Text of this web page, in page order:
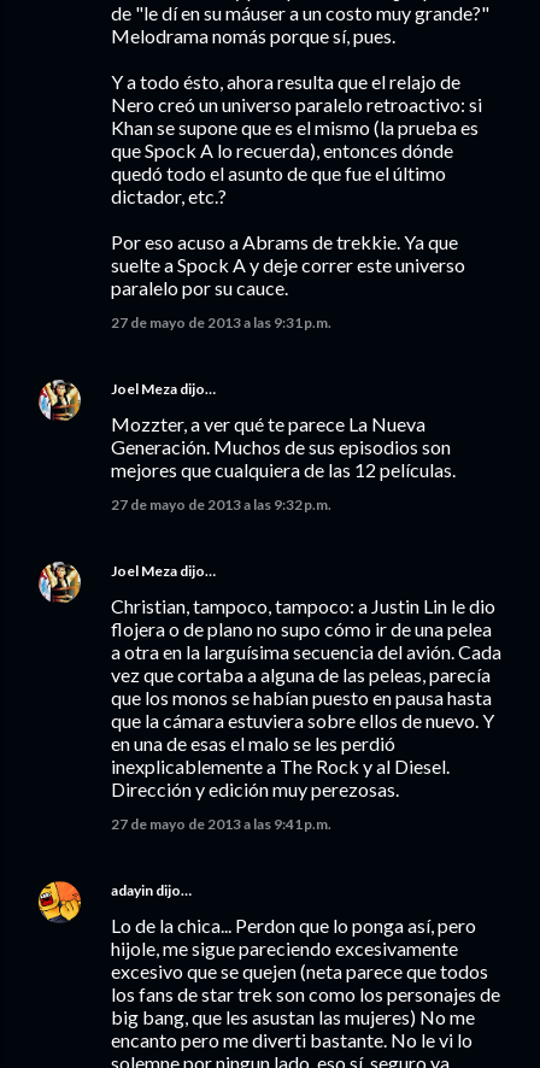
de "le dí en su máuser a un costo muy grande?"
Melodrama nomás porque sí, pues.
Y a todo ésto, ahora resulta que el relajo de
Nero creó un universo paralelo retroactivo: si
Khan se supone que es el mismo (la prueba es
que Spock A lo recuerda), entonces dónde
quedó todo el asunto de que fue el último
dictador, etc.?
Por eso acuso a Abrams de trekkie. Ya que
suelte a Spock A y deje correr este universo
paralelo por su cauce.
27 de mayo de 2013 a las 9:31 p.m.
Joel Meza dijo…
Mozzter, a ver qué te parece La Nueva
Generación. Muchos de sus episodios son
mejores que cualquiera de las 12 películas.
27 de mayo de 2013 a las 9:32 p.m.
Joel Meza dijo…
Christian, tampoco, tampoco: a Justin Lin le dio
flojera o de plano no supo cómo ir de una pelea
a otra en la larguísima secuencia del avión. Cada
vez que cortaba a alguna de las peleas, parecía
que los monos se habían puesto en pausa hasta
que la cámara estuviera sobre ellos de nuevo. Y
en una de esas el malo se les perdió
inexplicablemente a The Rock y al Diesel.
Dirección y edición muy perezosas.
27 de mayo de 2013 a las 9:41 p.m.
adayin dijo…
Lo de la chica... Perdon que lo ponga así, pero
hijole, me sigue pareciendo excesivamente
excesivo que se quejen (neta parece que todos
los fans de star trek son como los personajes de
big bang, que les asustan las mujeres) No me
encanto pero me diverti bastante. No le vi lo
solemne por ningun lado, eso sí, seguro ya